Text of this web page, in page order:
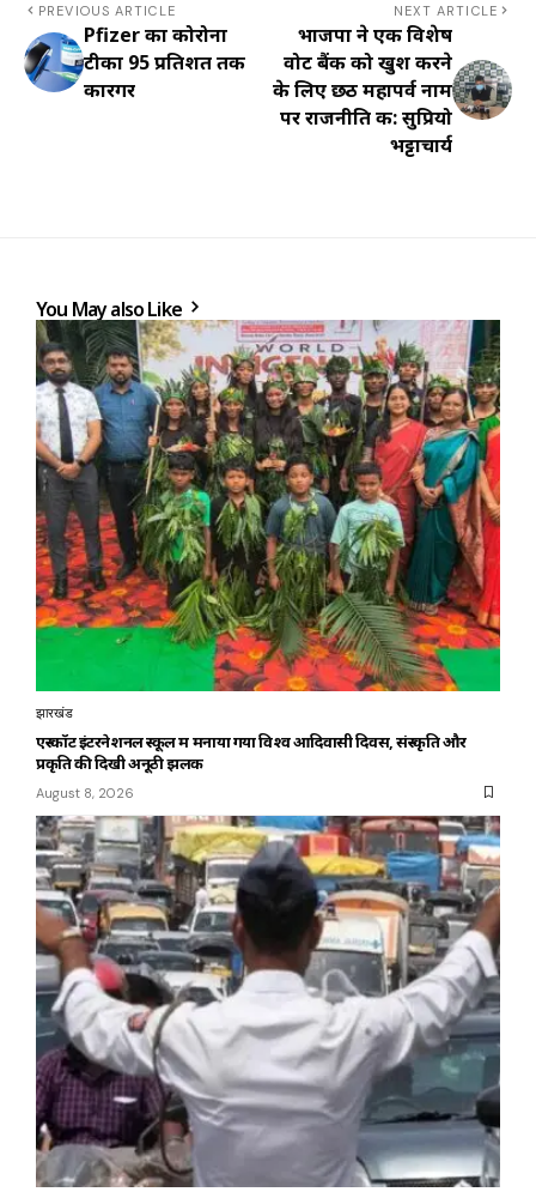
PREVIOUS ARTICLE
Pfizer का कोरोना
टीका 95 प्रतिशत तक
कारगर
NEXT ARTICLE
भाजपा ने एक विशेष
वोट बैंक को खुश करने
के लिए छठ महापर्व नाम
पर राजनीति की: सुप्रियो
भट्टाचार्य
You May also Like
झारखंड
एस्कॉट इंटरनेशनल स्कूल में मनाया गया विश्व आदिवासी दिवस, संस्कृति और
प्रकृति की दिखी अनूठी झलक
August 8, 2026